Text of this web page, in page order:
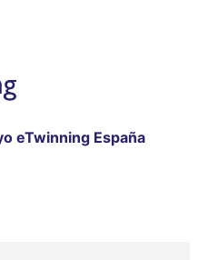
eTwinning España